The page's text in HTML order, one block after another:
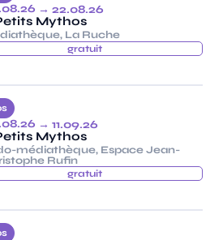
→ 22.08.26
Mythos
La Ruche
gratuit
→ 11.09.26
Mythos
médiathèque, Espace Jean-
Rufin
gratuit